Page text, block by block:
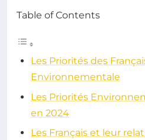
Table of Contents
Les Priorités des
Environnementale
Les Priorités
en 2024
Les Français et leur